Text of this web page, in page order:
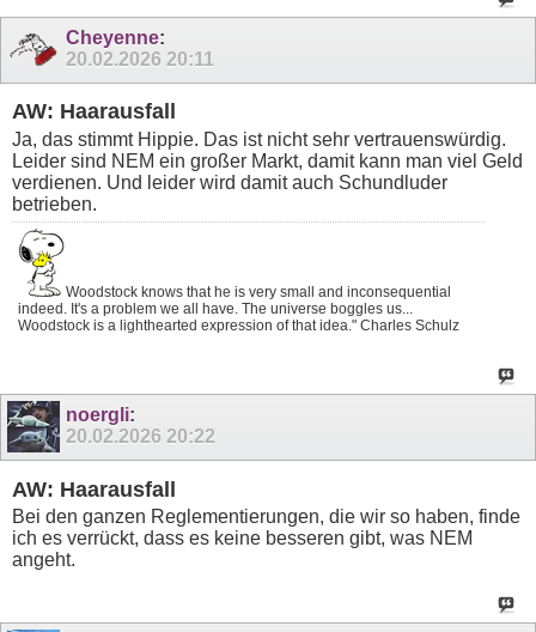
Cheyenne:
20.02.2026 20:11
AW: Haarausfall
Ja, das stimmt Hippie. Das ist nicht sehr vertrauenswürdig.
Leider sind NEM ein großer Markt, damit kann man viel Geld
verdienen. Und leider wird damit auch Schundluder
betrieben.
Woodstock knows that he is very small and inconsequential
indeed. It's a problem we all have. The universe boggles us...
Woodstock is a lighthearted expression of that idea." Charles Schulz
noergli:
20.02.2026 20:22
AW: Haarausfall
Bei den ganzen Reglementierungen, die wir so haben, finde
ich es verrückt, dass es keine besseren gibt, was NEM
angeht.